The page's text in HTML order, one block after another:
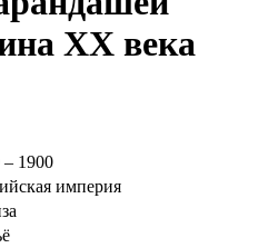
ХХ века
– 1900
империя